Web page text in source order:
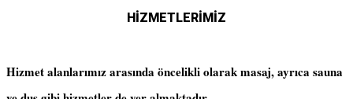
HİZMETLERİMİZ
Hizmet alanlarımız arasında öncelikli olarak masaj, ayrıca sauna